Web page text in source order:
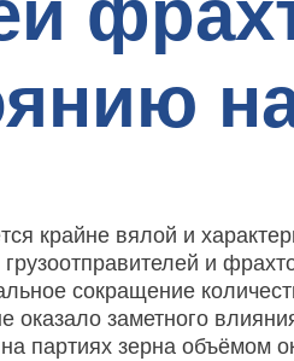
крайне вялой и
и
сокращение
оказало заметного
партиях зерна объёмом